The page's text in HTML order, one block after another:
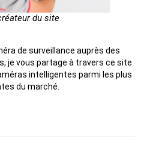
du site
de surveillance auprès des
je vous partage à travers ce site
intelligentes parmi les plus
du marché.